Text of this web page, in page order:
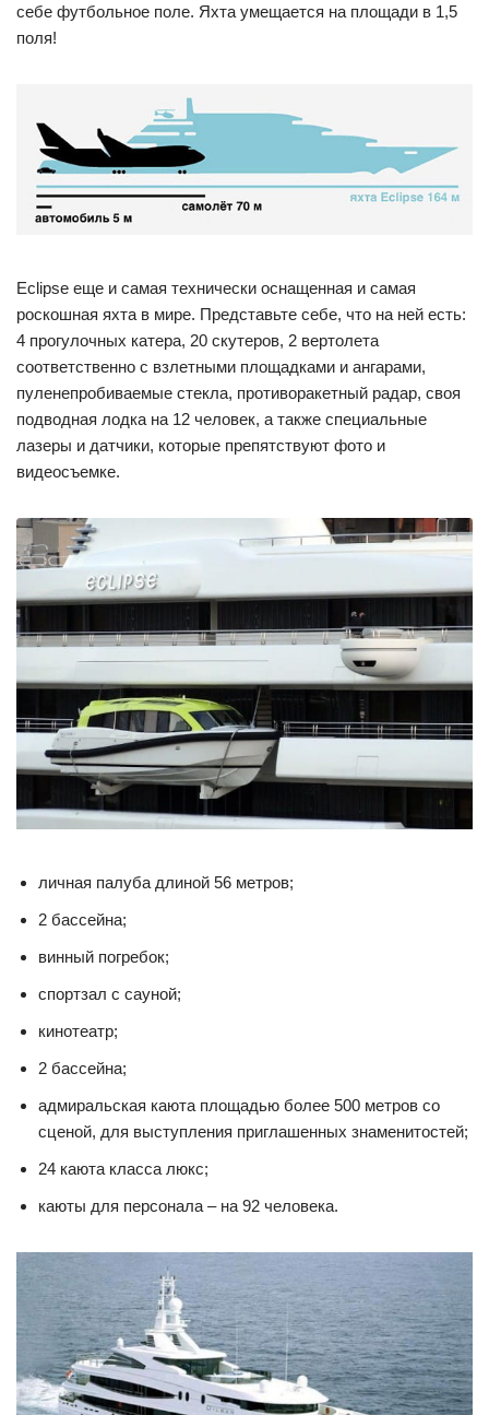
себе футбольное поле. Яхта умещается на площади в 1,5
поля!
Eclipse еще и самая технически оснащенная и самая
роскошная яхта в мире. Представьте себе, что на ней есть:
4 прогулочных катера, 20 скутеров, 2 вертолета
соответственно с взлетными площадками и ангарами,
пуленепробиваемые стекла, противоракетный радар, своя
подводная лодка на 12 человек, а также специальные
лазеры и датчики, которые препятствуют фото и
видеосъемке.
личная палуба длиной 56 метров;
2 бассейна;
винный погребок;
спортзал с сауной;
кинотеатр;
2 бассейна;
адмиральская каюта площадью более 500 метров со
сценой, для выступления приглашенных знаменитостей;
24 каюта класса люкс;
каюты для персонала – на 92 человека.